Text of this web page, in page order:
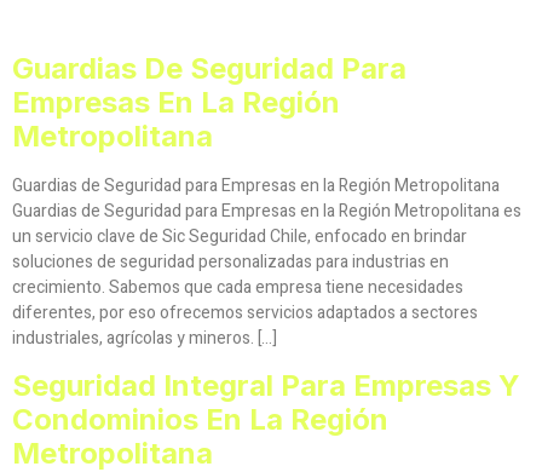
Guardias De Seguridad Para
Empresas En La Región
Metropolitana
Guardias de Seguridad para Empresas en la Región Metropolitana
Guardias de Seguridad para Empresas en la Región Metropolitana es
un servicio clave de Sic Seguridad Chile, enfocado en brindar
soluciones de seguridad personalizadas para industrias en
crecimiento. Sabemos que cada empresa tiene necesidades
diferentes, por eso ofrecemos servicios adaptados a sectores
industriales, agrícolas y mineros. […]
Seguridad Integral Para Empresas Y
Condominios En La Región
Metropolitana